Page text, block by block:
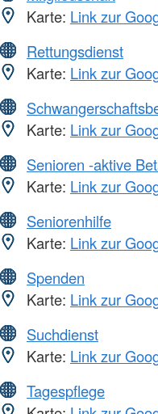
Karte: Link zur
Rettungsdienst
Karte: Link zur
Karte: Link zur
Senioren -aktive
Karte: Link zur
Seniorenhilfe
Karte: Link zur
Spenden
Karte: Link zur
Suchdienst
Karte: Link zur
Tagespflege